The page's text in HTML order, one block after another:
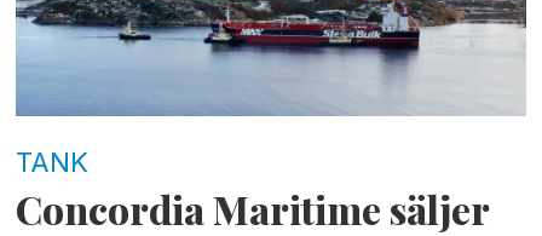
TANK
Concordia Maritime säljer